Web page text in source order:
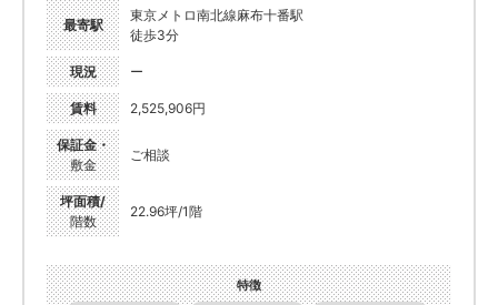
最寄駅
東京メトロ南北線麻布十番駅
徒歩3分
現況 ー
賃料 2,525,906円
保証金・
敷金
ご相談
坪面積/
階数
22.96坪/1階
特徴